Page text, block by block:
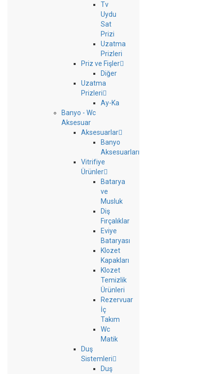
Tv
Uydu
Sat
Prizi
Uzatma
Prizleri
Priz ve Fişler
Diğer
Uzatma
Prizleri
Ay-Ka
Banyo - Wc
Aksesuar
Aksesuarlar
Banyo
Aksesuarları
Vitrifiye
Ürünler
Batarya
ve
Musluk
Diş
Fırçalıklar
Eviye
Bataryası
Klozet
Kapakları
Klozet
Temizlik
Ürünleri
Rezervuar
İç
Takım
Wc
Matik
Duş
Sistemleri
Duş